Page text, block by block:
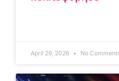
April 29, 2026 No